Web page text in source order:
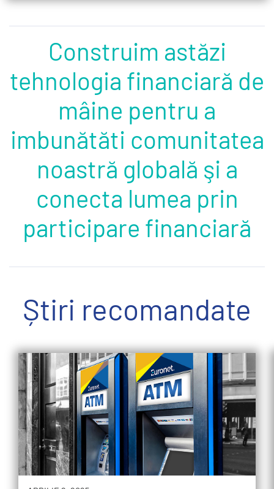
Construim astăzi
tehnologia financiară de
mâine pentru a
imbunătăti comunitatea
noastră globală şi a
conecta lumea prin
participare financiară
Știri recomandate